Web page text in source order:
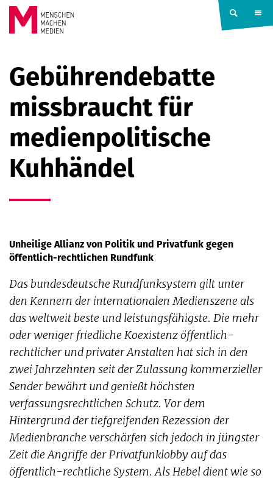
Springe zum Inhalt
MACHEN
MEDIEN
Gebührendebatte
missbraucht für
medienpolitische
Kuhhändel
Unheilige Allianz von Politik und Privatfunk gegen
öffentlich-rechtlichen Rundfunk
Das bundesdeutsche Rundfunksystem gilt unter
den Kennern der internationalen Medienszene als
das weltweit beste und leistungsfähigste. Die mehr
oder weniger friedliche Koexistenz öffentlich-
rechtlicher und privater Anstalten hat sich in den
zwei Jahrzehnten seit der Zulassung kommerzieller
Sender bewährt und genießt höchsten
verfassungsrechtlichen Schutz. Vor dem
Hintergrund der tiefgreifenden Rezession der
Medienbranche verschärfen sich jedoch in jüngster
Zeit die Angriffe der Privatfunklobby auf das
öffentlich-rechtliche System. Als Hebel dient wie so